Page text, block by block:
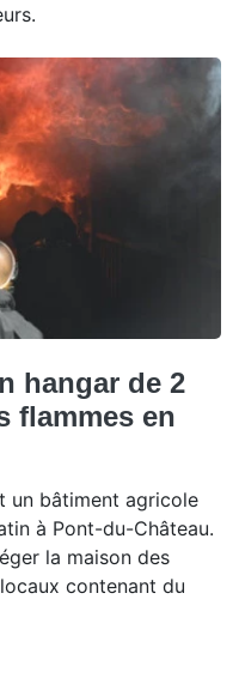
hangar de 2
flammes en
un bâtiment agricole
à Pont-du-Château.
la maison des
contenant du